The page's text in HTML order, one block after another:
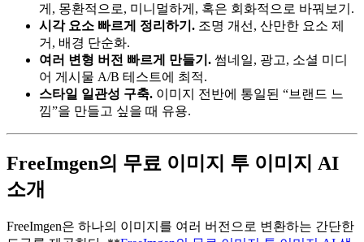
게, 몽환적으로, 미니멀하게, 혹은 회화적으로 바꿔보기.
시각 요소 빠르게 정리하기. 조명 개선, 산만한 요소 제
거, 배경 단순화.
여러 변형 버전 빠르게 만들기. 썸네일, 광고, 소셜 미디
어 게시물 A/B 테스트에 최적.
스타일 일관성 구축. 이미지 전반에 통일된 “브랜드 느
낌”을 만들고 싶을 때 유용.
FreeImgen의 무료 이미지 투 이미지 AI
소개
FreeImgen은 하나의 이미지를 여러 버전으로 변환하는 간단한